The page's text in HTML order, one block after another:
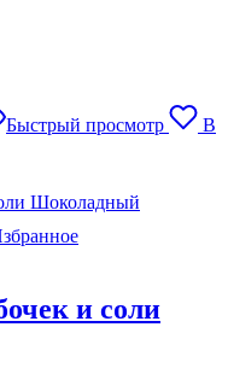
Быстрый просмотр
В
и соли